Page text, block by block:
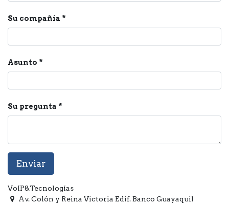
Su compañía
Asunto
Su pregunta
Enviar
VoIP&Tecnologías
Av. Colón y Reina Victoria Edif. Banco Guayaquil